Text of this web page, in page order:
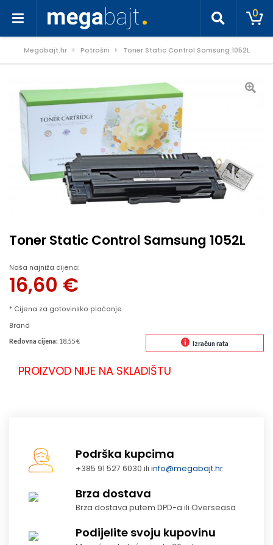
0
Megabajt.hr Potrošni Toner Static Control Samsung 1052L
Toner Static Control Samsung 1052L
Naša najniža cijena:
16,60 €
* Cijena za gotovinsko plaćanje
Brand
Redovna cijena: 18.55 € Izračun rata
PROIZVOD NIJE NA SKLADIŠTU
Podrška kupcima
+385 91 527 6030 iliinfo@megabajt.hr
Brza dostava
Brza dostava putem DPD-a ili Overseasa
Podijelite svoju kupovinu